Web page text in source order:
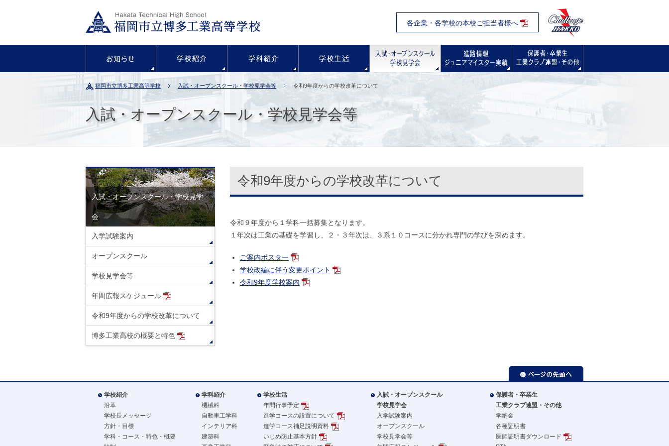
各企業・各学校の本校ご担当者様へ
学校生活 入試・オープンスクール・学校見学会
進路情報
福岡市立博多工業高等学校 入試・オープンスクール・学校見学会等 令和9年度からの学校改革について
入試・オープンスクール・学校見学会等
令和9年度からの学校改革について
令和９年度から１学科一括募集となります。
１年次は工業の基礎を学習し、２・３年次は、３系１０コースに分かれ専門の学びを深めます。
ご案内ポスター
学校改編に伴う変更ポイント
令和9年度学校案内
入試・オープンスクール・学校見学
会
入学試験案内
オープンスクール
学校見学会等
年間広報スケジュール
令和9年度からの学校改革について
博多工業高校の概要と特色
学校紹介
沿革
学校長メッセージ
方針・目標
学科・コース・特色・概要
学科紹介
機械科
自動車工学科
インテリア科
建築科
学校生活
年間行事予定
進学コースの設置について
進学コース補足説明資料
いじめ防止基本方針
入試・オープンスクール
学校見学会
入学試験案内
オープンスクール
学校見学会等
保護者・卒業生
工業クラブ連盟・その他
学納金
各種証明書
医師証明書ダウンロード